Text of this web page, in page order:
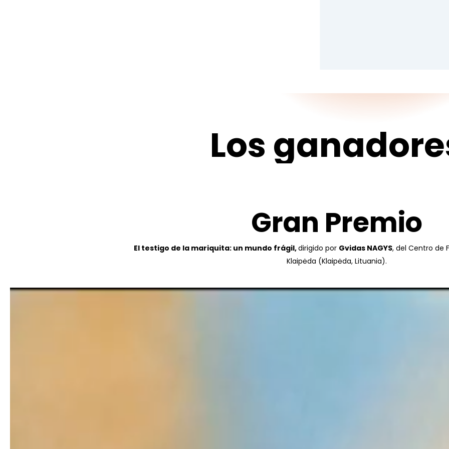
Los
Gran Premio
El testigo de la mariquita: un mundo frágil,dirigido por Gvidas NAGYS, del Centro de
Klaipėda (Klaipėda, Lituania).